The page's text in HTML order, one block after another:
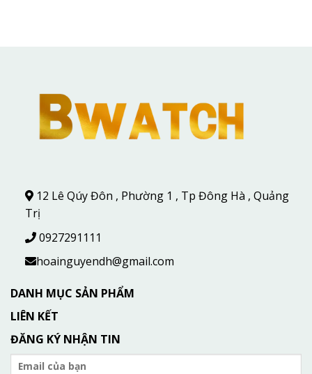
12 Lê Qúy Đôn , Phường 1 , Tp Đông Hà , Quảng
Trị
0927291111
hoainguyendh@gmail.com
DANH MỤC SẢN PHẨM
LIÊN KẾT
ĐĂNG KÝ NHẬN TIN